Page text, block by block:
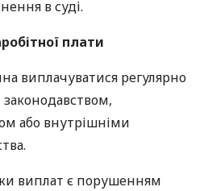
в суді.
плати
виплачуватися регулярно
законодавством,
або внутрішніми
виплат є порушенням